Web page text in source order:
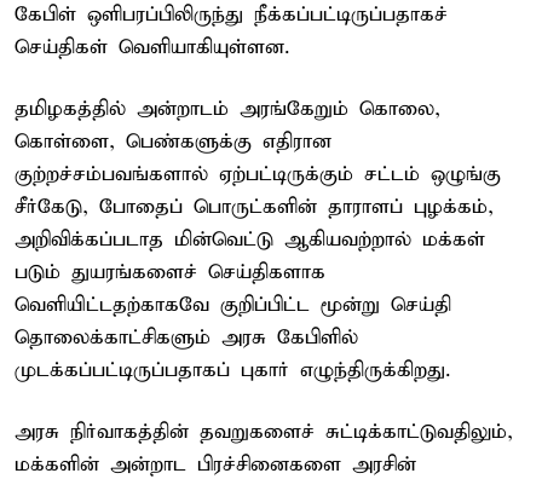
கேபிள் ஒளிபரப்பிலிருந்து நீக்கப்பட்டிருப்பதாகச்
செய்திகள் வெளியாகியுள்ளன.
தமிழகத்தில் அன்றாடம் அரங்கேறும் கொலை,
கொள்ளை, பெண்களுக்கு எதிரான
குற்றச்சம்பவங்களால் ஏற்பட்டிருக்கும் சட்டம் ஒழுங்கு
சீர்கேடு, போதைப் பொருட்களின் தாராளப் புழக்கம்,
அறிவிக்கப்படாத மின்வெட்டு ஆகியவற்றால் மக்கள்
படும் துயரங்களைச் செய்திகளாக
வெளியிட்டதற்காகவே குறிப்பிட்ட மூன்று செய்தி
தொலைக்காட்சிகளும் அரசு கேபிளில்
முடக்கப்பட்டிருப்பதாகப் புகார் எழுந்திருக்கிறது.
அரசு நிர்வாகத்தின் தவறுகளைச் சுட்டிக்காட்டுவதிலும்,
மக்களின் அன்றாட பிரச்சினைகளை அரசின்